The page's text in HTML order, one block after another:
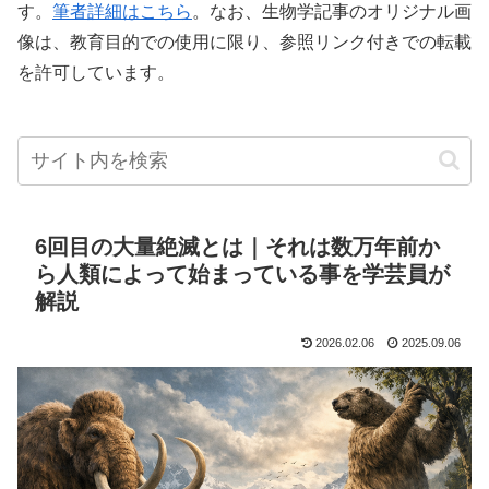
す。 筆者詳細はこちら 。なお、生物学記事のオリジナル画
像は、教育目的での使用に限り、参照リンク付きでの転載
を許可しています。
6回目の大量絶滅とは｜それは数万年前か
ら人類によって始まっている事を学芸員が
解説
2026.02.06 2025.09.06